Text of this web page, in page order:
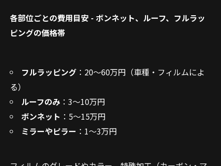
各部位ごとの費用目安 - ボンネット、ルーフ、フルラッ
ピングの価格帯
フルラッピング：20〜60万円（車種・フィルムによ
る）
ルーフのみ：3〜10万円
ボンネット ：5〜15万円
ミラーやピラー ：1〜3万円